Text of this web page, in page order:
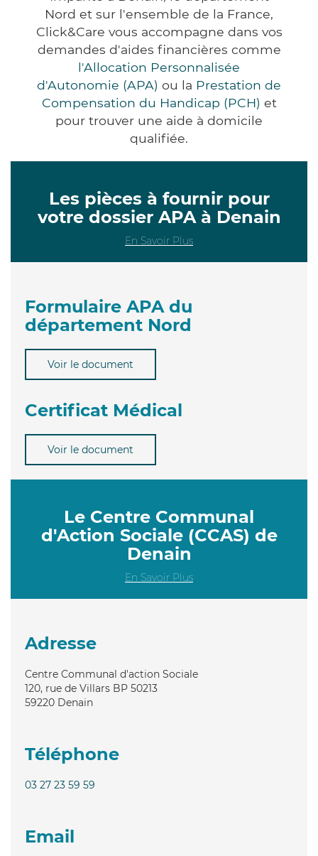
Nord et sur l'ensemble de la France,
Click&Care vous accompagne dans vos
demandes d'aides financières comme
l'Allocation Personnalisée
d'Autonomie (APA) ou la Prestation de
Compensation du Handicap (PCH) et
pour trouver une aide à domicile
qualifiée.
Les pièces à fournir pour
votre dossier APA à Denain
En Savoir Plus
Formulaire APA du
département Nord
Voir le document
Certificat Médical
Voir le document
Le Centre Communal
d'Action Sociale (CCAS) de
Denain
En Savoir Plus
Adresse
Centre Communal d'action Sociale
120, rue de Villars BP 50213
59220 Denain
Téléphone
03 27 23 59 59
Email